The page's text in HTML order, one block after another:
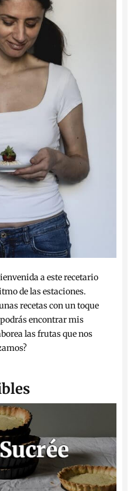
a este recetario
de las estaciones.
recetas con un toque
encontrar mis
las frutas que nos